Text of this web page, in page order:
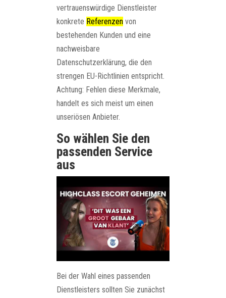
vertrauenswürdige Dienstleister
konkrete Referenzen von
bestehenden Kunden und eine
nachweisbare
Datenschutzerklärung, die den
strengen EU-Richtlinien entspricht.
Achtung: Fehlen diese Merkmale,
handelt es sich meist um einen
unseriösen Anbieter.
So wählen Sie den
passenden Service
aus
Bei der Wahl eines passenden
Dienstleisters sollten Sie zunächst